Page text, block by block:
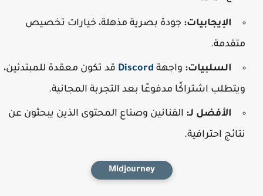
الإيجابيات:جودة بصرية مذهلة، خيارات تخصيص
متقدمة.
السلبيات:واجهةDiscordقد تكون معقدة للمبتدئين،
ويتطلب اشتراكًا مدفوعًا بعد التجربة المجانية.
الأفضل لـ: الفنانين وصناع المحتوى الذين يبحثون عن
نتائج احترافية.
Midjourney